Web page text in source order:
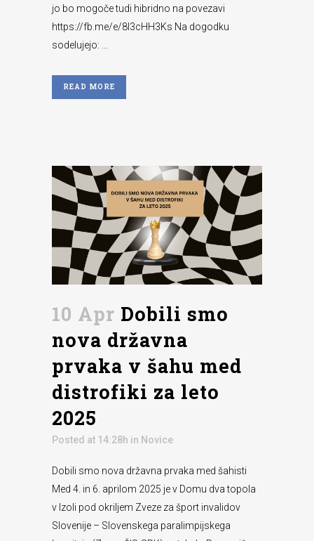
jo bo mogoče tudi hibridno na povezavi
https://fb.me/e/8I3cHH3Ks Na dogodku
sodelujejo: ...
READ MORE
10 Apr Dobili smo
nova državna
prvaka v šahu med
distrofiki za leto
2025
Posted at 14:28h in Novice
Dobili smo nova državna prvaka med šahisti
Med 4. in 6. aprilom 2025 je v Domu dva topola
v Izoli pod okriljem Zveze za šport invalidov
Slovenije – Slovenskega paralimpijskega